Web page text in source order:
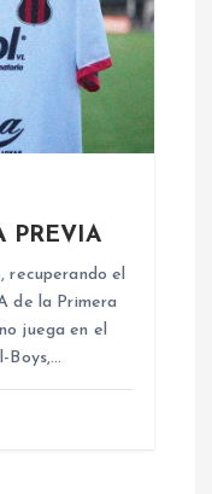
PREVIA
recuperando el
de la Primera
juega en el
Boys,…